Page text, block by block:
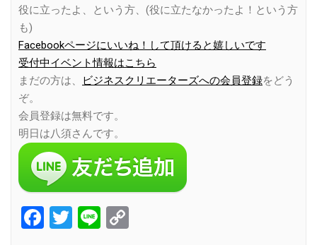
役に立ったよ、という方、(役に立たなかったよ！という方
も)
Facebookページにいいね！して頂けると嬉しいです
受付中イベント情報はこちら
まだの方は、
ビジネスクリエーターズへの会員登録をどう
ぞ。
会員登録は無料です。
明日は八須さんです。
Facebook
Twitter
Line